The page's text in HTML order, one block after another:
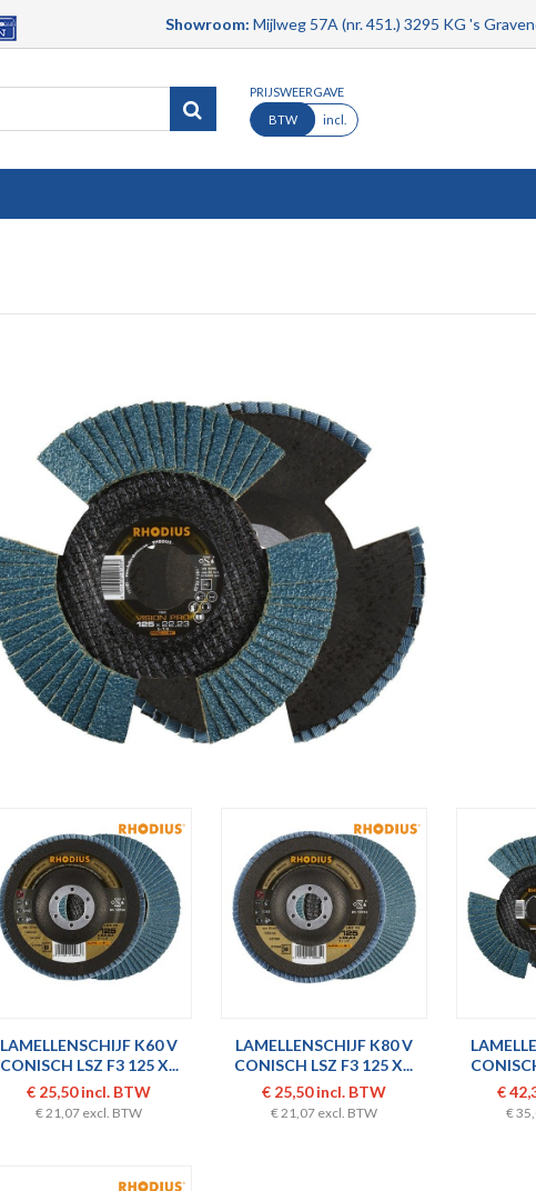
Showroom: Mijlweg 57A (nr. 451.) 3295 KG 's
PRIJSWEERGAVE
BTW
incl.
LAMELLENSCHIJF K60 V
CONISCH LSZ F3 125 X...
€ 25,50 incl. BTW
€ 21,07 excl. BTW
LAMELLENSCHIJF K80 V
CONISCH LSZ F3 125 X...
€ 25,50 incl. BTW
€ 21,07 excl. BTW
€
€